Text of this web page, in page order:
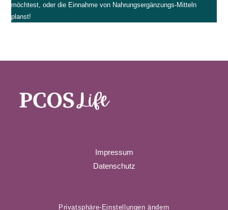
möchtest, oder die Einnahme von Nahrungsergänzungs-Mitteln
planst!
Impressum
Datenschutz
Privatsphäre-Einstellungen ändern